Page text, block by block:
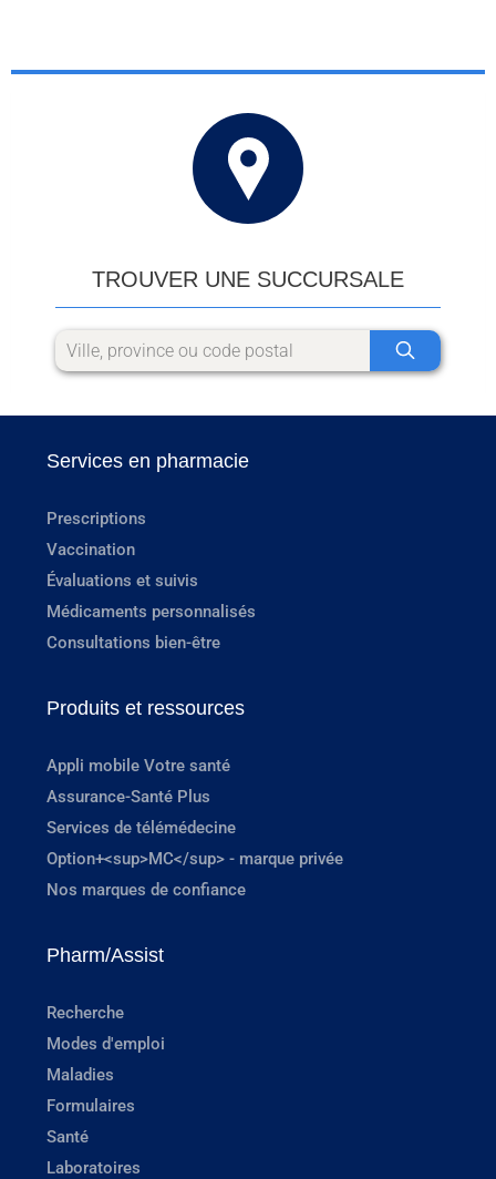
TROUVER UNE SUCCURSALE
Services en pharmacie
Prescriptions
Vaccination
Évaluations et suivis
Médicaments personnalisés
Consultations bien-être
Produits et ressources
Appli mobile Votre santé
Assurance-Santé Plus
Services de télémédecine
Option+<sup>MC</sup> - marque privée
Nos marques de confiance
Pharm/Assist
Recherche
Modes d'emploi
Maladies
Formulaires
Santé
Laboratoires